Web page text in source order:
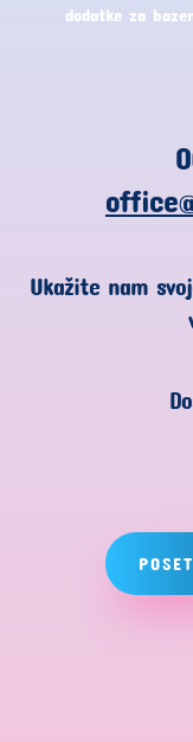
dodatke za
Ukažite nam